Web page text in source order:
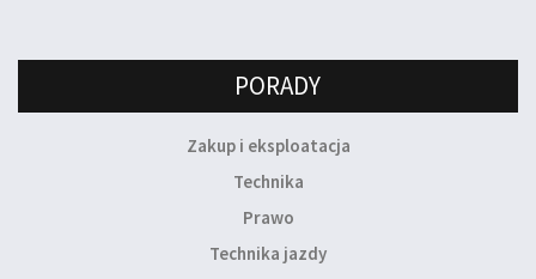
PORADY
Zakup i eksploatacja
Technika
Prawo
Technika jazdy